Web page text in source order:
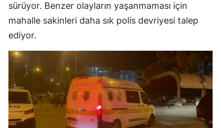
sürüyor. Benzer olayların yaşanmaması için
mahalle sakinleri daha sık polis devriyesi talep
ediyor.